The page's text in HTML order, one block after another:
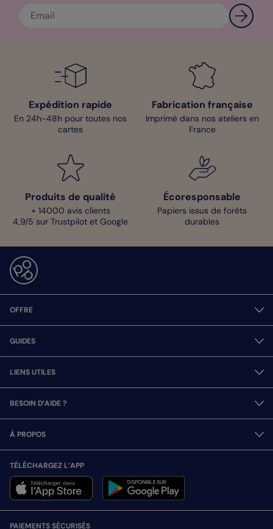
Expédition rapide
En 24h-48h pour toutes nos
cartes
Fabrication française
Imprimé dans nos ateliers en
France
Produits de qualité
+ 14000 avis clients
4,9/5 sur Trustpilot et Google
Écoresponsable
Papiers issus de forêts
durables
OFFRE
GUIDES
LIENS UTILES
BESOIN D’AIDE ?
À PROPOS
TÉLÉCHARGEZ L’APP
PAIEMENTS SÉCURISÉS